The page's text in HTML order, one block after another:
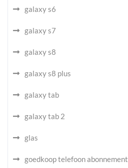
galaxy s6
galaxy s7
galaxy s8
galaxy s8 plus
galaxy tab
galaxy tab 2
glas
goedkoop telefoon abonnement